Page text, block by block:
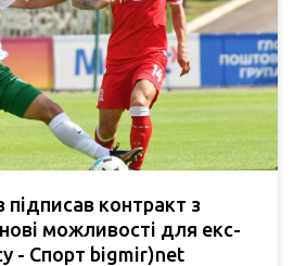
контракт з
можливості для екс-
- Спорт bigmir)net